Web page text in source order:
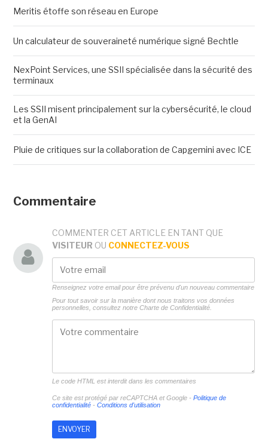
Meritis étoffe son réseau en Europe
Un calculateur de souveraineté numérique signé Bechtle
NexPoint Services, une SSII spécialisée dans la sécurité des
terminaux
Les SSII misent principalement sur la cybersécurité, le cloud
et la GenAI
Pluie de critiques sur la collaboration de Capgemini avec ICE
Commentaire
COMMENTER CET ARTICLE EN TANT QUE
VISITEUR OU CONNECTEZ-VOUS
Renseignez votre email pour être prévenu d'un nouveau commentaire
Pour tout savoir sur la manière dont nous traitons vos données
personnelles, consultez notre Charte de Confidentialité.
Le code HTML est interdit dans les commentaires
Ce site est protégé par reCAPTCHA et Google - Politique de
confidentialité- Conditions d'utilisation